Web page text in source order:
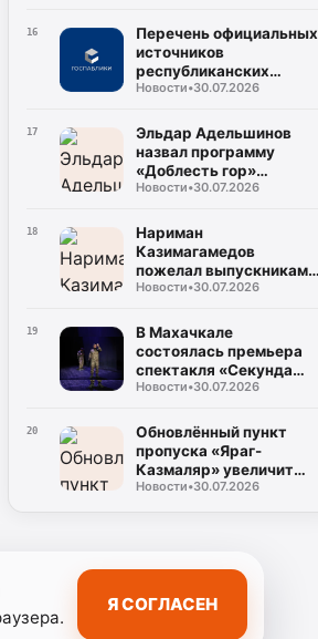
16
Перечень официальных
источников
республиканских
средств массовой
Новости•30.07.2026
17
Эльдар Адельшинов
назвал программу
«Доблесть гор»
важным ресурсом для
Новости•30.07.2026
18
Нариман
Казимагамедов
пожелал выпускникам
программы «Доблесть
государственной
службе
Новости•30.07.2026
19
В Махачкале
состоялась премьера
спектакля «Секунда
сомнений»,
специальной военной
операции
Новости•30.07.2026
20
Обновлённый пункт
пропуска «Яраг-
Казмаляр» увеличит
грузопоток через
Новости•30.07.2026
Я СОГЛАСЕН